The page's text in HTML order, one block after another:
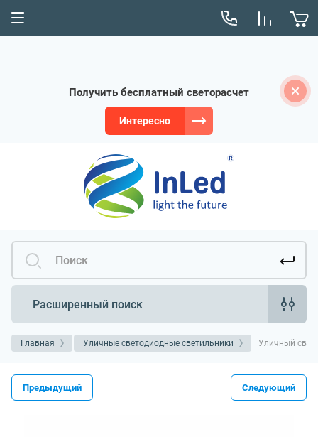
Получить бесплатный светорасчет
Интересно
Расширенный поиск
Главная Уличные светодиодные светильники Уличный
Предыдущий Следующий